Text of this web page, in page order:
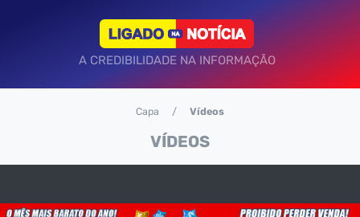
A CREDIBILIDADE NA INFORMAÇÃO
VÍDEOS
Capa Vídeos